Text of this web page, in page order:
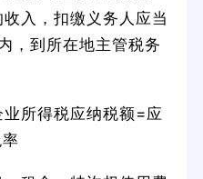
入，扣缴义务人应当
，到所在地主管税务
所得税应纳税额=应